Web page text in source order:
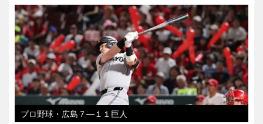
プロ野球・広島７―１１巨人